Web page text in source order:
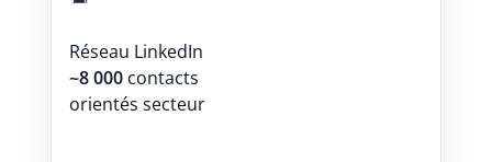
Réseau LinkedIn
~8 000 contacts
orientés secteur